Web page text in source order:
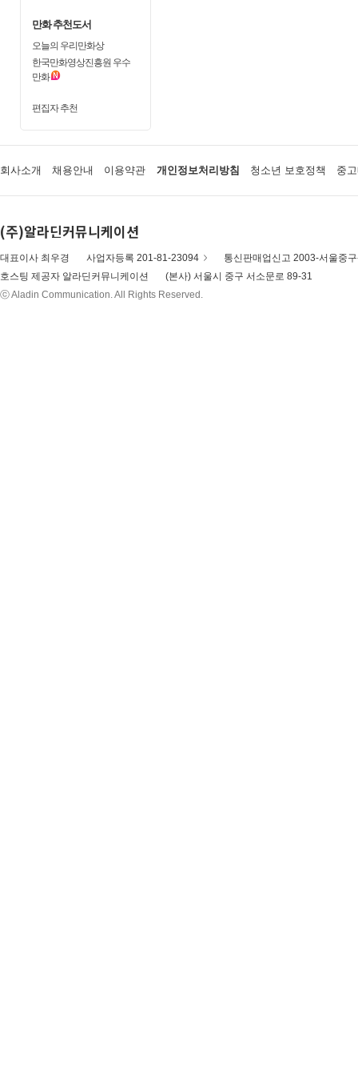
만화 추천도서
오늘의 우리만화상
한국만화영상진흥원 우수
만화
편집자 추천
회사소개 채용안내 이용약관 개인정보처리방침 청소년 보호정책 중
(주)알라딘커뮤니케이션
대표이사 최우경 사업자등록 201-81-23094
통신판매업신고 2003-서울중
호스팅 제공자 알라딘커뮤니케이션
(본사) 서울시 중구 서소문로 89-31
ⓒ Aladin Communication. All Rights Reserved.